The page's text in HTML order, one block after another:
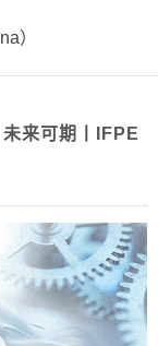
）
来可期丨IFPE